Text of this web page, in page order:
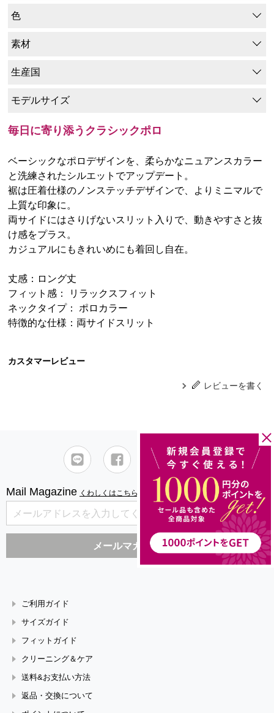
色
素材
生産国
モデルサイズ
毎日に寄り添うクラシックポロ
ベーシックなポロデザインを、柔らかなニュアンスカラー
と洗練されたシルエットでアップデート。
裾は圧着仕様のノンステッチデザインで、よりミニマルで
上質な印象に。
両サイドにはさりげないスリット入りで、動きやすさと抜
け感をプラス。
カジュアルにもきれいめにも着回し自在。
丈感：ロング丈
フィット感： リラックスフィット
ネックタイプ： ポロカラー
特徴的な仕様：両サイドスリット
カスタマーレビュー
レビューを書く
Mail Magazine くわしくはこちら
ご利用ガイド
サイズガイド
フィットガイド
クリーニング＆ケア
送料&お支払い方法
返品・交換について